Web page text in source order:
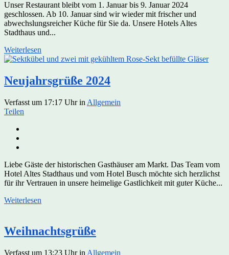
Unser Restaurant bleibt vom 1. Januar bis 9. Januar 2024
geschlossen. Ab 10. Januar sind wir wieder mit frischer und
abwechslungsreicher Küche für Sie da. Unsere Hotels Altes
Stadthaus und...
Weiterlesen
Neujahrsgrüße 2024
Verfasst um 17:17 Uhrin Allgemein
Teilen
Liebe Gäste der historischen Gasthäuser am Markt. Das Team vom
Hotel Altes Stadthaus und vom Hotel Busch möchte sich herzlichst
für ihr Vertrauen in unsere heimelige Gastlichkeit mit guter Küche...
Weiterlesen
Weihnachtsgrüße
Verfasst um 13:23 Uhrin Allgemein